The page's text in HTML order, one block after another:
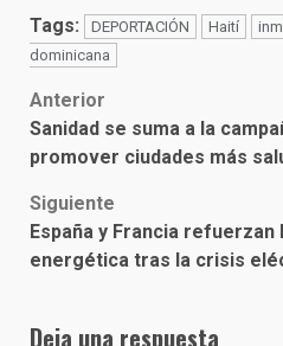
Tags: DEPORTACIÓN Haití
dominicana
Post
navigation
Anterior
Sanidad se suma a la
promover ciudades más
Siguiente
España y Francia
energética tras la crisis
Deja una respuesta